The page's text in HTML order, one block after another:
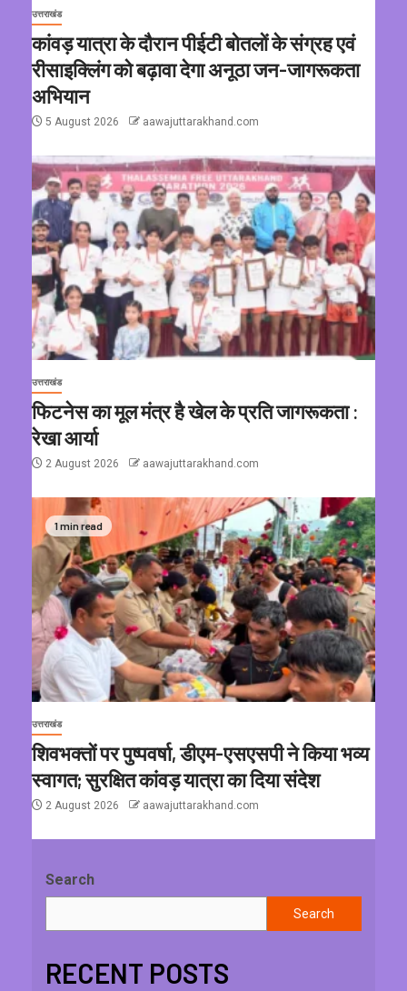
उत्तराखंड
कांवड़ यात्रा के दौरान पीईटी बोतलों के संग्रह एवं
रीसाइक्लिंग को बढ़ावा देगा अनूठा जन-जागरूकता
अभियान
5 August 2026 aawajuttarakhand.com
उत्तराखंड
फिटनेस का मूल मंत्र है खेल के प्रति जागरूकता :
रेखा आर्या
2 August 2026 aawajuttarakhand.com
1 min read
उत्तराखंड
शिवभक्तों पर पुष्पवर्षा, डीएम-एसएसपी ने किया भव्य
स्वागत; सुरक्षित कांवड़ यात्रा का दिया संदेश
2 August 2026 aawajuttarakhand.com
Search
Search
RECENT POSTS